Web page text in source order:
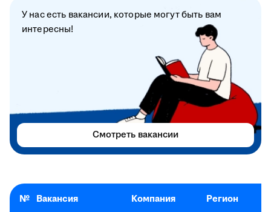
№ Вакансия Компания Регион
У нас есть вакансии, которые могут быть вам
интересны!
Смотреть вакансии